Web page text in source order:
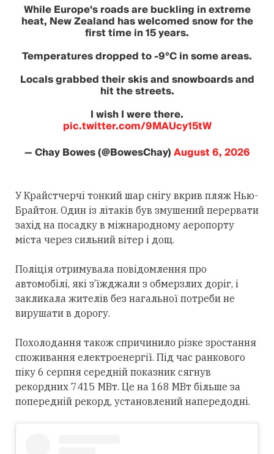
While Europe's roads are buckling in extreme
heat, New Zealand has welcomed snow for the
first time in 15 years.
Temperatures dropped to -9°C in some areas.
Locals grabbed their skis and snowboards and
hit the streets.
I wish I were there.
pic.twitter.com/9MAUcy15tW
— Chay Bowes (@BowesChay)August 6, 2026
У Крайстчерчі тонкий шар снігу вкрив пляж Нью-
Брайтон. Один із літаків був змушений перервати
захід на посадку в міжнародному аеропорту
міста через сильний вітер і дощ.
Поліція отримувала повідомлення про
автомобілі, які з’їжджали з обмерзлих доріг, і
закликала жителів без нагальної потреби не
вирушати в дорогу.
Похолодання також спричинило різке зростання
споживання електроенергії. Під час ранкового
піку 6 серпня середній показник сягнув
рекордних 7415 МВт. Це на 168 МВт більше за
попередній рекорд, установлений напередодні.